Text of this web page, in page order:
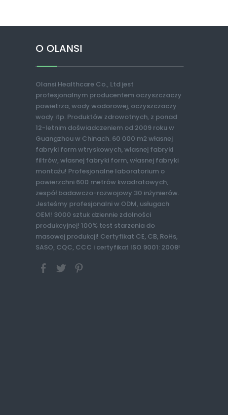
O OLANSI
Olansi Healthcare Co., Ltd jest
profesjonalnym producentem oczyszczaczy
powietrza, wody wodorowej, oczyszczaczy
wody itp. Produktów zdrowotnych, z ponad
12-letnim doświadczeniem od 2009 roku w
Guangzhou w Chinach. 60 000 m2 własnej
fabryki form wtryskowych, własnej fabryki
filtrów, własnej fabryki form, własnej fabryki
montażu! Profesjonalne laboratorium o
powierzchni 600 metrów kwadratowych,
zespół badawczo-rozwojowy 30 inżynierów.
Jesteśmy profesjonalni w ODM, usługach
OEM! 3000 sztuk dziennie zdolności
produkcyjnej! 100% test starzenia do
masowej produkcji! Certyfikat CE, CB, RoHs,
SASO, CQC, CCC i certyfikat ISO 9001: 2008!